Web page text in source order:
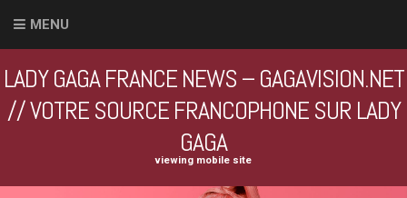
MENU
LADY GAGA FRANCE NEWS – GAGAVISION.NET
// VOTRE SOURCE FRANCOPHONE SUR LADY
GAGA
viewing mobile site